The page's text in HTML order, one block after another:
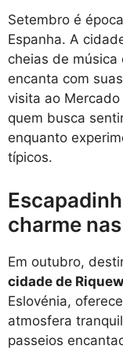
Setembro é
Espanha. A
cheias de música
encanta com
visita ao
quem busca
enquanto
típicos.
charme
Em outubro,
cidade de
Eslovénia,
atmosfera
passeios